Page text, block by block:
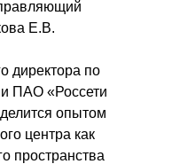
Е.В.
директора по
ПАО «Россети
опытом
центра как
пространства